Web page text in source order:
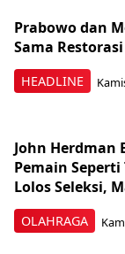
HEADLINE
Prabowo dan
Sama
OLAHRAGA
John Herdman
Pemain
Lolos Seleksi,